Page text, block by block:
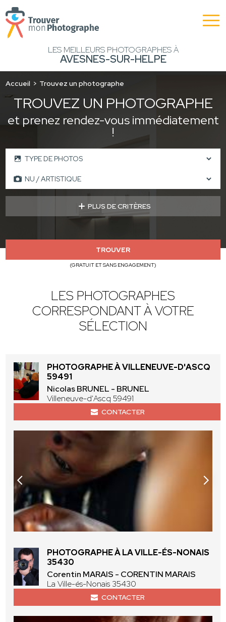
LES MEILLEURS PHOTOGRAPHES À
AVESNES-SUR-HELPE
Accueil Trouvez un photographe
TROUVEZ UN PHOTOGRAPHE
et prenez rendez-vous immédiatement
!
PLUS DE CRITÈRES
TROUVER
(GRATUIT ET SANS ENGAGEMENT)
LES PHOTOGRAPHES
CORRESPONDANT À VOTRE
SÉLECTION
PHOTOGRAPHE À VILLENEUVE-D'ASCQ
59491
Nicolas BRUNEL - BRUNEL
Villeneuve-d'Ascq 59491
CONTACTER
PHOTOGRAPHE À LA VILLE-ÉS-NONAIS
35430
Corentin MARAIS - CORENTIN MARAIS
La Ville-és-Nonais 35430
CONTACTER